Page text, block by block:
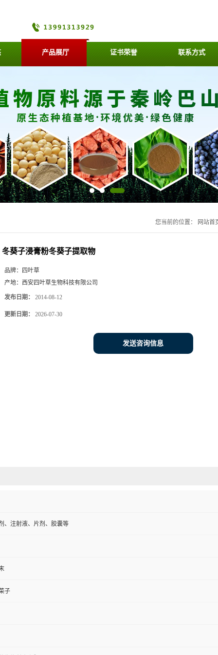
产品展厅 证书荣誉 联系方式
您当前的位置： 网站首
冬葵子浸膏粉冬葵子提取物
品牌：
四叶草
产地： 西安四叶草生物科技有限公司
发布日期： 2014-08-12
更新日期： 2026-07-30
发送咨询信息
、注射液、片剂、胶囊等
子